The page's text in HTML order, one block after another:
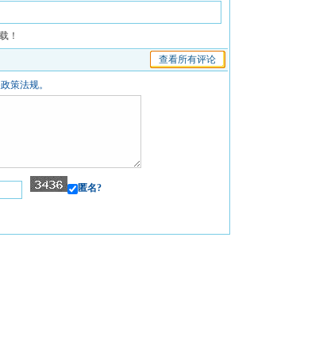
！
查看所有评论
策法规。
匿名?